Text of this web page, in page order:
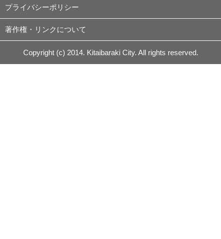
プライバシーポリシー
著作権・リンクについて
Copyright (c) 2014. Kitaibaraki City. All rights reserved.